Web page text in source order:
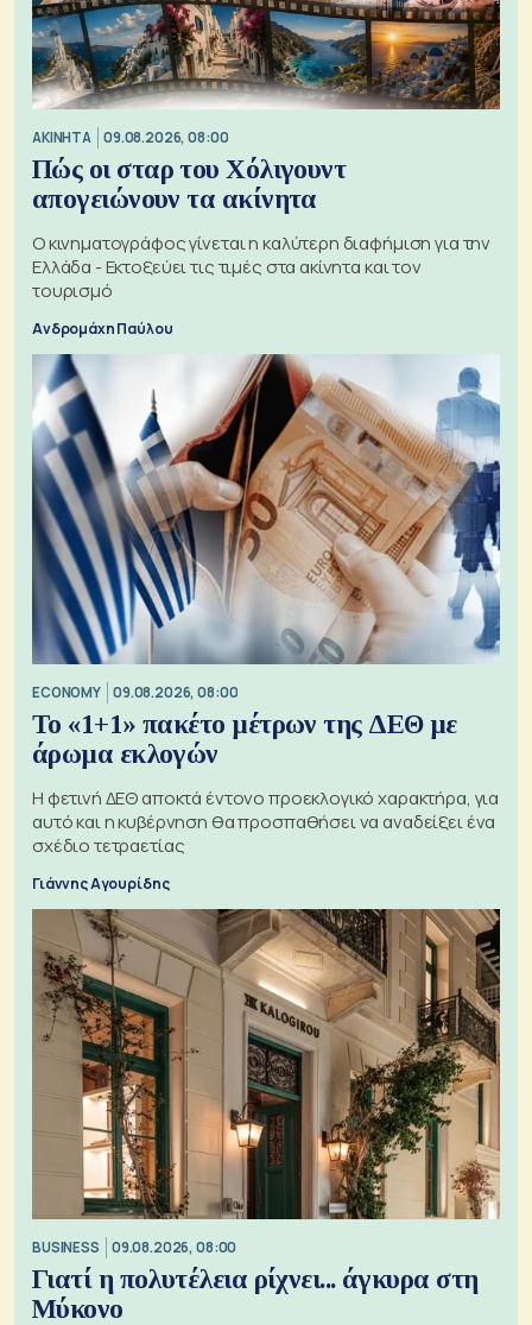
ΑΚΙΝΗΤΑ 09.08.2026, 08:00
Πώς οι σταρ του Χόλιγουντ
απογειώνουν τα ακίνητα
Ο κινηματογράφος γίνεται η καλύτερη διαφήμιση για την
Ελλάδα - Εκτοξεύει τις τιμές στα ακίνητα και τον
τουρισμό
Ανδρομάχη Παύλου
ECONOMY 09.08.2026, 08:00
Το «1+1» πακέτο μέτρων της ΔΕΘ με
άρωμα εκλογών
Η φετινή ΔΕΘ αποκτά έντονο προεκλογικό χαρακτήρα, για
αυτό και η κυβέρνηση θα προσπαθήσει να αναδείξει ένα
σχέδιο τετραετίας
Γιάννης Αγουρίδης
BUSINESS 09.08.2026, 08:00
Γιατί η πολυτέλεια ρίχνει... άγκυρα στη
Μύκονο